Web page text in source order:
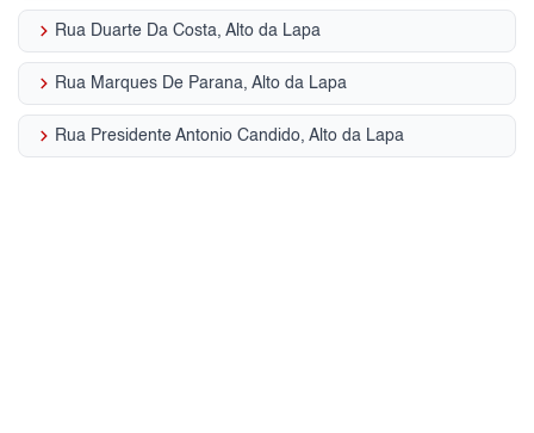
keyboard_arrow_right Rua Duarte Da Costa, Alto da Lapa
keyboard_arrow_right Rua Marques De Parana, Alto da Lapa
keyboard_arrow_right Rua Presidente Antonio Candido, Alto da Lapa